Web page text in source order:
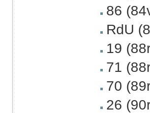
86
RdU
19
71
70
26